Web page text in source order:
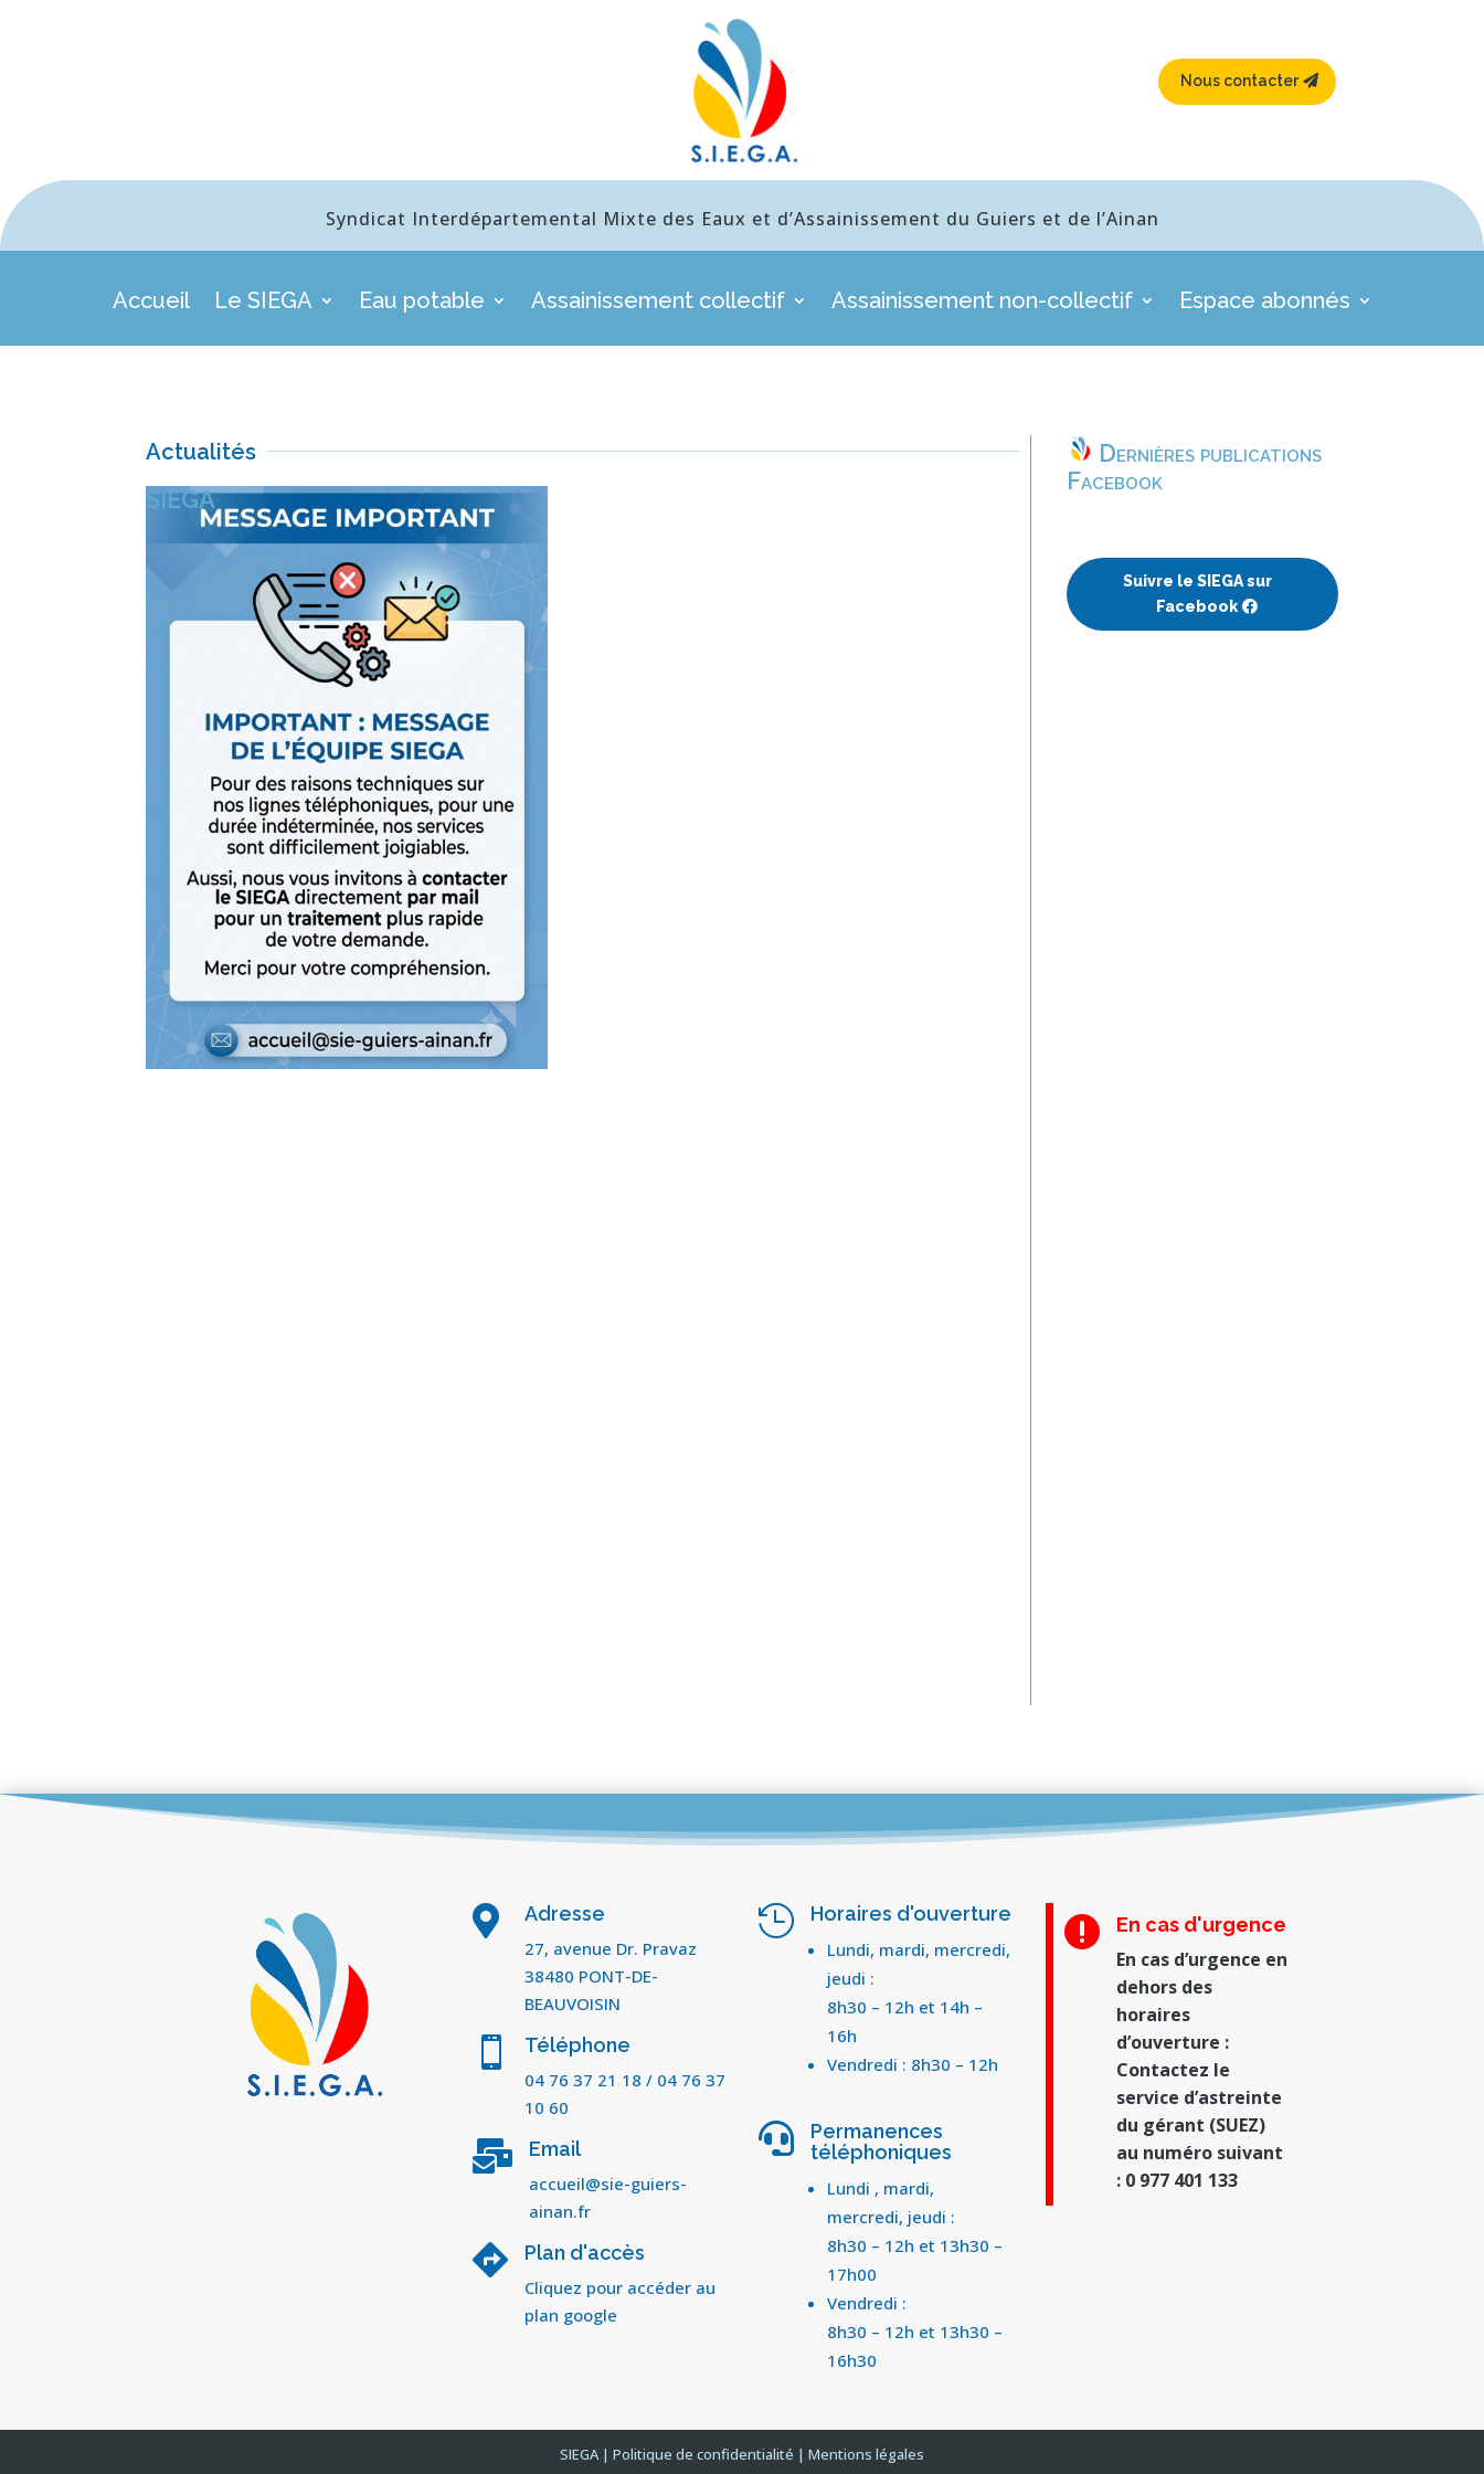
Nous contacter
Syndicat Interdépartemental Mixte des Eaux et d’Assainissement du Guiers et de l’Ainan
Accueil Le SIEGA Eau potable Assainissement collectif Assainissement non-collectif Espace abonnés
Actualités
SIEGA
Dernières publications
Facebook
Suivre le SIEGA sur
Facebook
 Adresse
27, avenue Dr. Pravaz
38480 PONT-DE-
BEAUVOISIN
 Téléphone
04 76 37 21 18 / 04 76 37
10 60
 Email
accueil@sie-guiers-
ainan.fr
 Plan d'accès
Cliquez pour accéder au
plan google
 Horaires d'ouverture
Lundi, mardi, mercredi,
jeudi :
8h30 – 12h et 14h –
16h
Vendredi : 8h30 – 12h

Permanences
téléphoniques
Lundi , mardi,
mercredi, jeudi :
8h30 – 12h et 13h30 –
17h00
Vendredi :
8h30 – 12h et 13h30 –
16h30
 En cas d'urgence
En cas d’urgence en
dehors des
horaires
d’ouverture :
Contactez le
service d’astreinte
du gérant (SUEZ)
au numéro suivant
: 0 977 401 133
SIEGA | Politique de confidentialité | Mentions légales